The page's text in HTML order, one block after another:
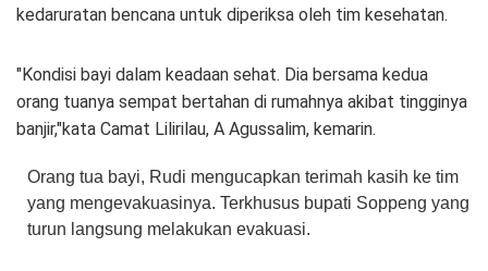
kedaruratan bencana untuk diperiksa oleh tim kesehatan.
"Kondisi bayi dalam keadaan sehat. Dia bersama kedua
orang tuanya sempat bertahan di rumahnya akibat tingginya
banjir,"kata Camat Lilirilau, A Agussalim, kemarin.
Orang tua bayi, Rudi mengucapkan terimah kasih ke tim
yang mengevakuasinya. Terkhusus bupati Soppeng yang
turun langsung melakukan evakuasi.